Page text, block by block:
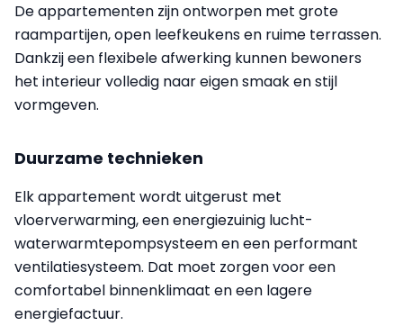
De appartementen zijn ontworpen met grote
raampartijen, open leefkeukens en ruime terrassen.
Dankzij een flexibele afwerking kunnen bewoners
het interieur volledig naar eigen smaak en stijl
vormgeven.
Duurzame technieken
Elk appartement wordt uitgerust met
vloerverwarming, een energiezuinig lucht-
waterwarmtepompsysteem en een performant
ventilatiesysteem. Dat moet zorgen voor een
comfortabel binnenklimaat en een lagere
energiefactuur.